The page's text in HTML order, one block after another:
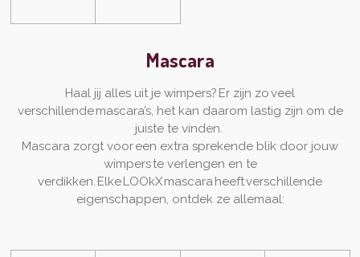
Mascara
Haal jij alles uit je wimpers? Er zijn zo veel
verschillende mascara’s, het kan daarom lastig zijn om de
juiste te vinden.
Mascara zorgt voor een extra sprekende blik door jouw
wimpers te verlengen en te
verdikken. Elke LOOkX mascara heeft verschillende
eigenschappen, ontdek ze allemaal: